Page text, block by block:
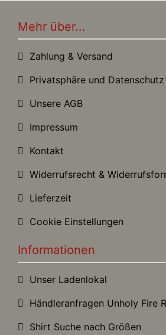
Mehr über...
Zahlung & Versand
Privatsphäre und Datenschutz
Unsere AGB
Impressum
Kontakt
Widerrufsrecht &
Lieferzeit
Cookie Einstellungen
Informationen
Unser Ladenlokal
Händleranfragen Unholy Fire
Shirt Suche nach Größen